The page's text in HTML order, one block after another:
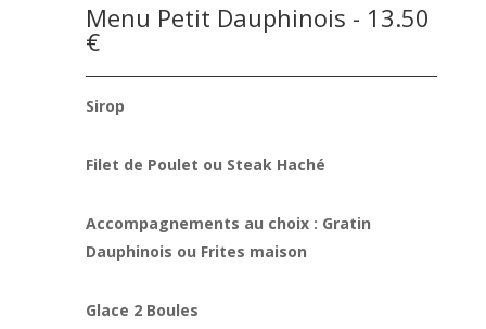
Menu Petit Dauphinois - 13.50
€
Sirop
Filet de Poulet ou Steak Haché
Accompagnements au choix : Gratin
Dauphinois ou Frites maison
Glace 2 Boules